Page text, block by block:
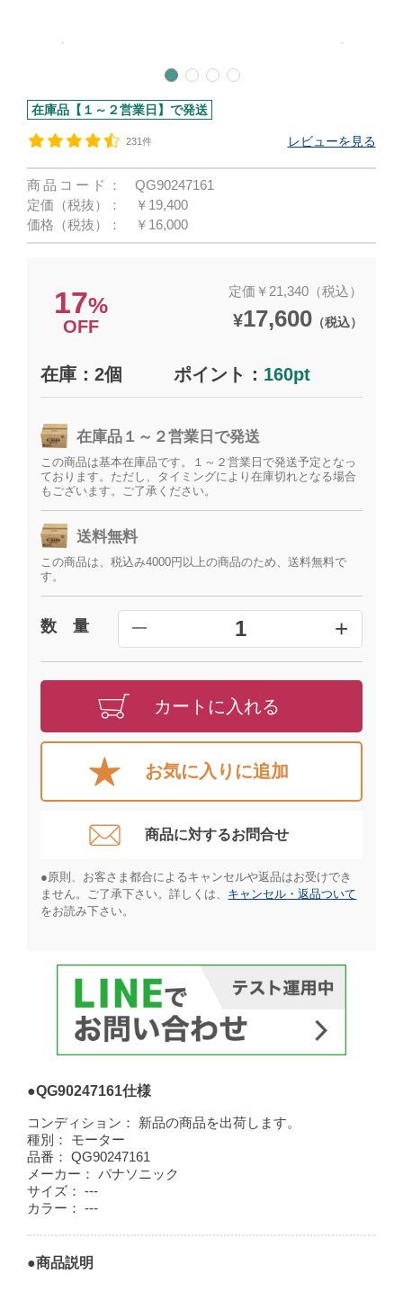
在庫品【１～２営業日】で発送
231件 レビューを見る
商品コード：
QG90247161
定価（税抜）：
￥19,400
価格（税抜）：
￥16,000
17%
OFF
定価￥21,340（税込）
¥17,600（税込）
在庫：2個 ポイント： 160pt
在庫品１～２営業日で発送
この商品は基本在庫品です。１～２営業日で発送予定となっ
ております。ただし、タイミングにより在庫切れとなる場合
もございます。ご了承ください。
送料無料
この商品は、税込み4000円以上の商品のため、送料無料で
す。
数 量 ━ 1 +
カートに入れる
お気に入りに追加
商品に対するお問合せ​
●原則、お客さま都合によるキャンセルや返品はお受けでき
ません。ご了承下さい。詳しくは、 キャンセル・返品ついて
をお読み下さい。​
●QG90247161仕様
コンディション：
新品の商品を出荷します。
種別：
モーター
品番：
QG90247161
メーカー：
パナソニック
サイズ：
---
カラー：
---
●商品説明